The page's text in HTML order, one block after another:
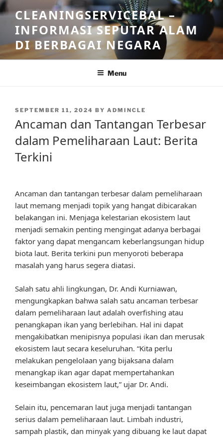
Skip
to
content
CLEANINGSERVICEBAL –
INFORMASI SEPUTAR ALAM
DI BERBAGAI NEGARA
Menu
POSTED
SEPTEMBER 11, 2024 BY ADMINCLE
Ancaman dan Tantangan Terbesar
dalam Pemeliharaan Laut: Berita
Terkini
Ancaman dan tantangan terbesar dalam pemeliharaan
laut memang menjadi topik yang hangat dibicarakan
belakangan ini. Menjaga kelestarian ekosistem laut
menjadi semakin penting mengingat adanya berbagai
faktor yang dapat mengancam keberlangsungan hidup
biota laut. Berita terkini pun menyoroti beberapa
masalah yang harus segera diatasi.
Salah satu ahli lingkungan, Dr. Andi Kurniawan,
mengungkapkan bahwa salah satu ancaman terbesar
dalam pemeliharaan laut adalah overfishing atau
penangkapan ikan yang berlebihan. Hal ini dapat
mengakibatkan menipisnya populasi ikan dan merusak
ekosistem laut secara keseluruhan. “Kita perlu
melakukan pengelolaan yang bijaksana dalam
menangkap ikan agar dapat mempertahankan
keseimbangan ekosistem laut,” ujar Dr. Andi.
Selain itu, pencemaran laut juga menjadi tantangan
serius dalam pemeliharaan laut. Limbah industri,
sampah plastik, dan minyak yang dibuang ke laut dapat